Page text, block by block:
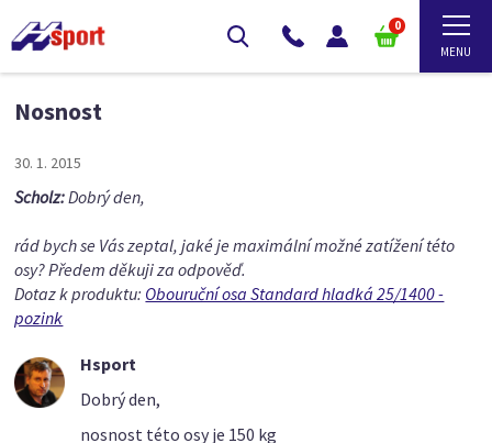
0
Nosnost
30. 1. 2015
Scholz:Dobrý den,
rád bych se Vás zeptal, jaké je maximální možné zatížení této
osy? Předem děkuji za odpověď.
Dotaz k produktu: Obouruční osa Standard hladká 25/1400 -
pozink
Hsport
Dobrý den,
nosnost této osy je 150 kg